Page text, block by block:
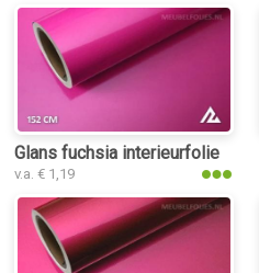
Glans fuchsia interieurfolie
v.a. € 1,19